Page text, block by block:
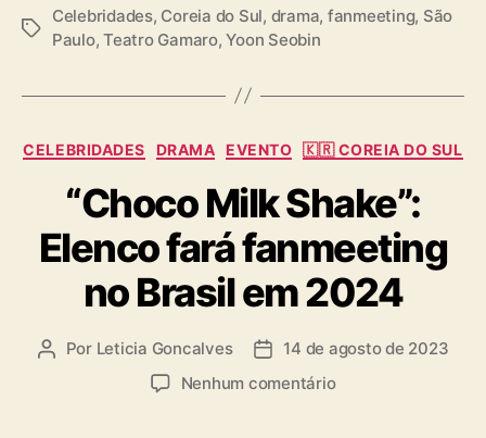
T
s
Celebridades, Coreia do Sul, drama, fanmeeting, São
Paulo,Teatro Gamaro,Yoon Seobin
C
t
e
g
o
r
CELEBRIDADES DRAMA EVENTO 🇰🇷 COREIA DO SUL
“Choco Milk Shake”:
Elenco fará fanmeeting
no Brasil em 2024
A Por Leticia Goncalves
D 14 de agosto de 2023
Nenhum comentárioe